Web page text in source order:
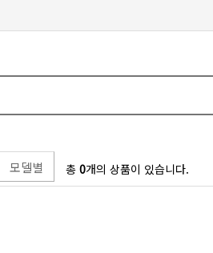
모델별 총 0개의 상품이 있습니다.